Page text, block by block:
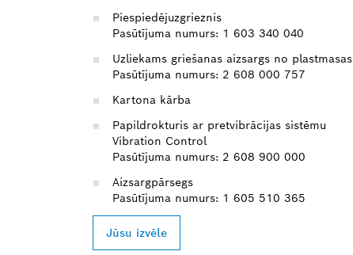
Piespiedējuzgrieznis
Pasūtījuma numurs: 1 603 340 040
Uzliekams griešanas aizsargs no plastmasas
Pasūtījuma numurs: 2 608 000 757
Kartona kārba
Papildrokturis ar pretvibrācijas sistēmu
Vibration Control
Pasūtījuma numurs: 2 608 900 000
Aizsargpārsegs
Pasūtījuma numurs: 1 605 510 365
Jūsu izvēle